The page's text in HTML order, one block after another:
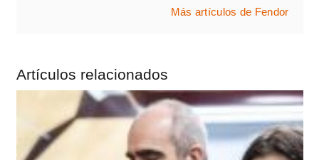
Más artículos de Fendor
Artículos relacionados